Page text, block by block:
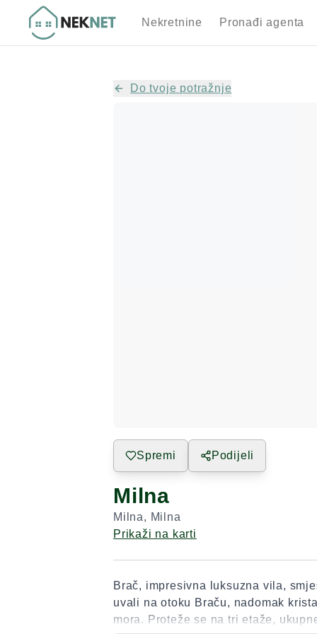
Nekretnine Pronađi agenta
Do tvoje potražnje
Spremi Podijeli
Milna
Milna, Milna
Prikaži na karti
Brač, impresivna luksuzna vila,
uvali na otoku Braču, nadomak
mora. Proteže se na tri etaže,